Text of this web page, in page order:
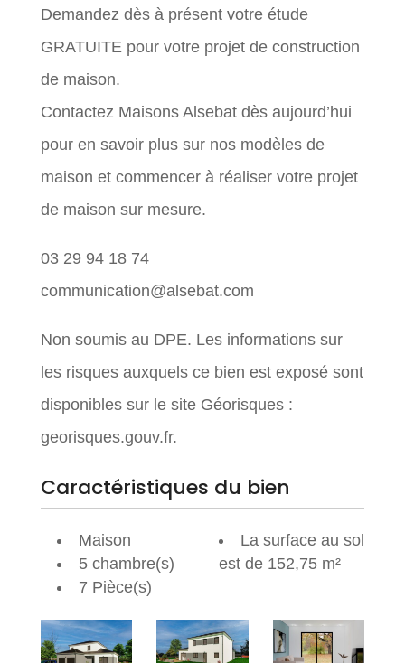
Demandez dès à présent votre étude
GRATUITE pour votre projet de construction
de maison.
Contactez Maisons Alsebat dès aujourd’hui
pour en savoir plus sur nos modèles de
maison et commencer à réaliser votre projet
de maison sur mesure.
03 29 94 18 74
communication@alsebat.com
Non soumis au DPE. Les informations sur
les risques auxquels ce bien est exposé sont
disponibles sur le site Géorisques :
georisques.gouv.fr.
Caractéristiques du bien
Maison
5 chambre(s)
7 Pièce(s)
La surface au sol
est de 152,75 m²